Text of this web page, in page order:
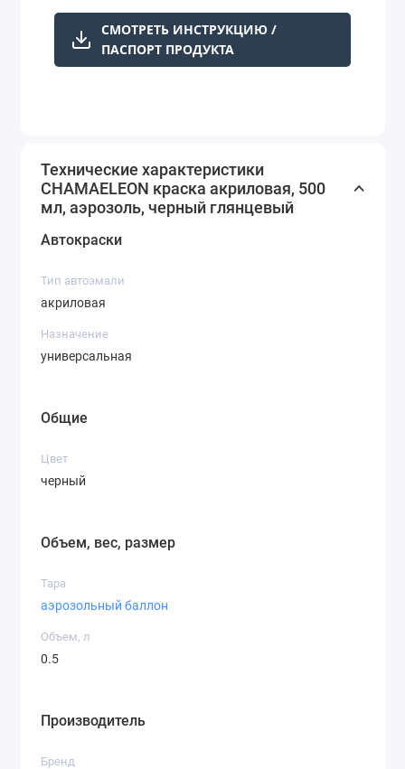
СМОТРЕТЬ ИНСТРУКЦИЮ /
ПАСПОРТ ПРОДУКТА
Технические характеристики
CHAMAELEON краска акриловая, 500
мл, аэрозоль, черный глянцевый
Автокраски
Тип автоэмали
акриловая
Назначение
универсальная
Общие
Цвет
черный
Объем, вес, размер
Тара
аэрозольный баллон
Объем, л
0.5
Производитель
Бренд